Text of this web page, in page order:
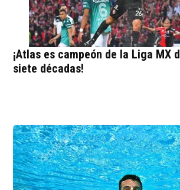
¡Atlas es campeón de la Liga MX
siete décadas!